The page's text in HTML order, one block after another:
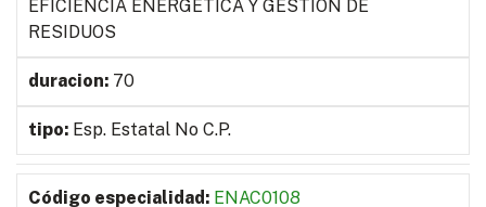
EFICIENCIA ENERGÉTICA Y GESTIÓN DE
RESIDUOS
70
Esp. Estatal No C.P.
ENAC0108